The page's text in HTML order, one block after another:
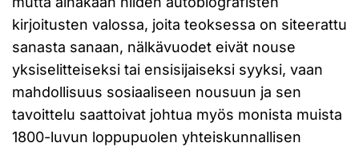
kirjoitusten valossa, joita teoksessa on siteerattu
sanasta sanaan, nälkävuodet eivät nouse
yksiselitteiseksi tai ensisijaiseksi syyksi, vaan
mahdollisuus sosiaaliseen nousuun ja sen
tavoittelu saattoivat johtua myös monista muista
1800-luvun loppupuolen yhteiskunnallisen